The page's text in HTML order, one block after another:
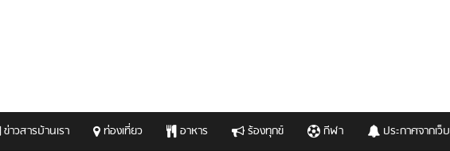
ข่าวสารบ้านเรา ท่องเที่ยว อาหาร ร้องทุกข์ กีฬา ประกาศจากเว็บ